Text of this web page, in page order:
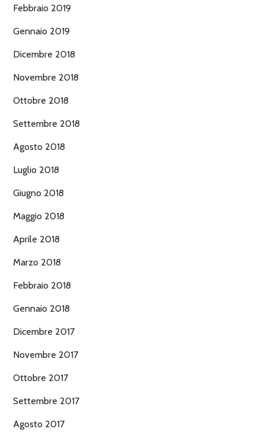
Febbraio 2019
Gennaio 2019
Dicembre 2018
Novembre 2018
Ottobre 2018
Settembre 2018
Agosto 2018
Luglio 2018
Giugno 2018
Maggio 2018
Aprile 2018
Marzo 2018
Febbraio 2018
Gennaio 2018
Dicembre 2017
Novembre 2017
Ottobre 2017
Settembre 2017
Agosto 2017